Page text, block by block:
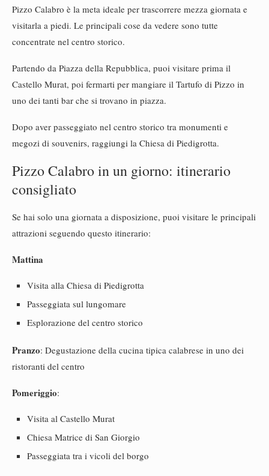
Pizzo Calabro è la meta ideale per trascorrere mezza giornata e
visitarla a piedi. Le principali cose da vedere sono tutte
concentrate nel centro storico.
Partendo da Piazza della Repubblica, puoi visitare prima il
Castello Murat, poi fermarti per mangiare il Tartufo di Pizzo in
uno dei tanti bar che si trovano in piazza.
Dopo aver passeggiato nel centro storico tra monumenti e
megozi di souvenirs, raggiungi la Chiesa di Piedigrotta.
Pizzo Calabro in un giorno: itinerario
consigliato
Se hai solo una giornata a disposizione, puoi visitare le principali
attrazioni seguendo questo itinerario:
Mattina
Visita alla Chiesa di Piedigrotta
Passeggiata sul lungomare
Esplorazione del centro storico
Pranzo: Degustazione della cucina tipica calabrese in uno dei
ristoranti del centro
Pomeriggio:
Visita al Castello Murat
Chiesa Matrice di San Giorgio
Passeggiata tra i vicoli del borgo